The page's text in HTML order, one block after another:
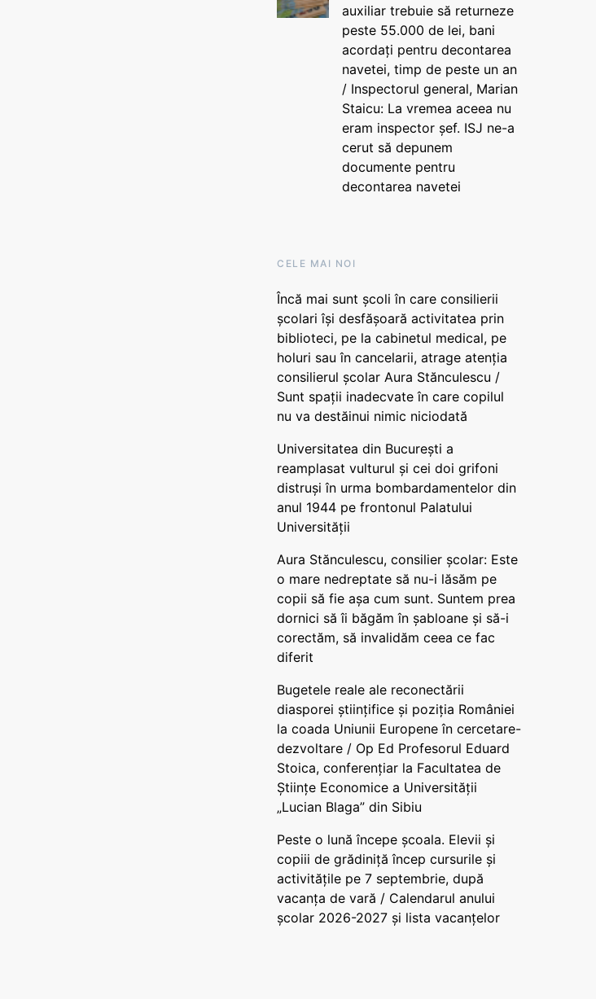
auxiliar trebuie să returneze
peste 55.000 de lei, bani
acordați pentru decontarea
navetei, timp de peste un an
/ Inspectorul general, Marian
Staicu: La vremea aceea nu
eram inspector șef. ISJ ne-a
cerut să depunem
documente pentru
decontarea navetei
CELE MAI NOI
Încă mai sunt școli în care consilierii
școlari își desfășoară activitatea prin
biblioteci, pe la cabinetul medical, pe
holuri sau în cancelarii, atrage atenția
consilierul școlar Aura Stănculescu /
Sunt spații inadecvate în care copilul
nu va destăinui nimic niciodată
Universitatea din București a
reamplasat vulturul și cei doi grifoni
distruși în urma bombardamentelor din
anul 1944 pe frontonul Palatului
Universității
Aura Stănculescu, consilier școlar: Este
o mare nedreptate să nu-i lăsăm pe
copii să fie așa cum sunt. Suntem prea
dornici să îi băgăm în șabloane și să-i
corectăm, să invalidăm ceea ce fac
diferit
Bugetele reale ale reconectării
diasporei științifice și poziția României
la coada Uniunii Europene în cercetare-
dezvoltare / Op Ed Profesorul Eduard
Stoica, conferențiar la Facultatea de
Științe Economice a Universității
„Lucian Blaga” din Sibiu
Peste o lună începe școala. Elevii și
copiii de grădiniță încep cursurile și
activitățile pe 7 septembrie, după
vacanța de vară / Calendarul anului
școlar 2026-2027 și lista vacanțelor